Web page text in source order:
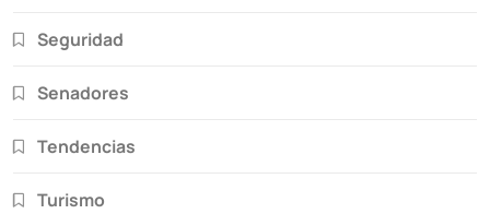
Seguridad
Senadores
Tendencias
Turismo